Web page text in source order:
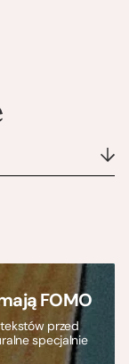
FOMO
przed
specjalnie